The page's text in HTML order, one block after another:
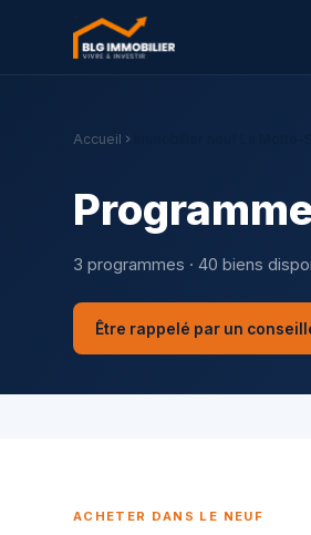
Accueil
3 programmes · 40 biens
Être rappelé par un
ACHETER DANS LE NEUF